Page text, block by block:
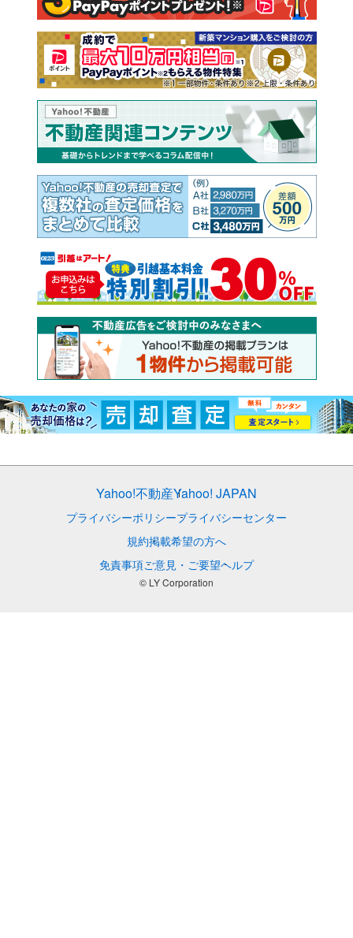
売却査定
Yahoo!不動産Yahoo! JAPAN
プライバシーポリシープライバシーセンター
規約掲載希望の方へ
免責事項ご意見・ご要望ヘルプ
© LY Corporation